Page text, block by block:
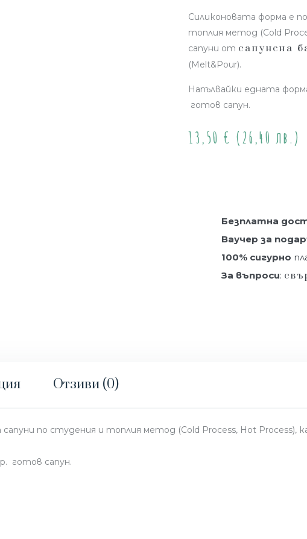
Силиконовата форма е
топлия метод (Cold
сапуни от сапунена
(Melt&Pour).
Напълвайки едната
готов сапун.
13,50 € (26,40 лв.)
Безплатна
Ваучер за
100% сигурно
За въпроси:
Отзиви (0)
по студения и топлия метод (Cold Process, Hot Process),
готов сапун.